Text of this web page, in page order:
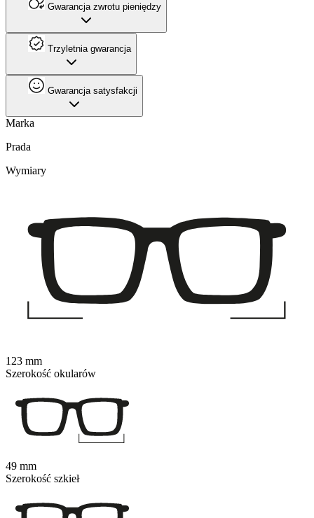
Gwarancja zwrotu pieniędzy
Trzyletnia gwarancja
Gwarancja satysfakcji
Marka
Prada
Wymiary
123 mm
Szerokość okularów
49 mm
Szerokość szkieł